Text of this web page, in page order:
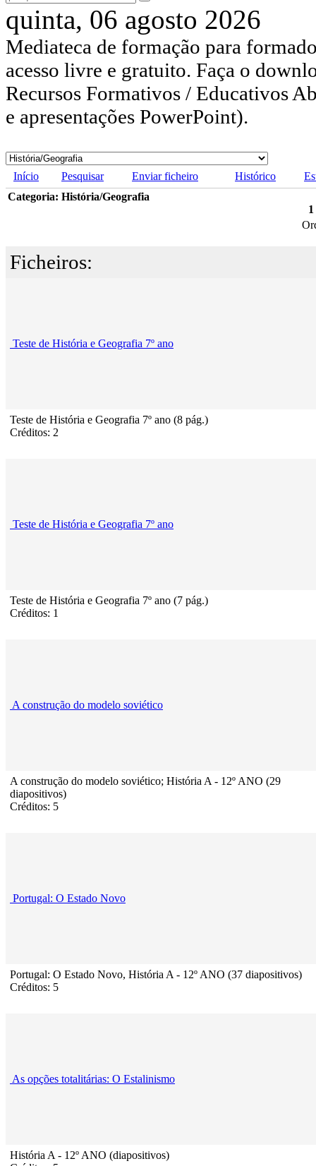
quinta, 06 agosto 2026
Mediateca de formação para
acesso livre e gratuito. Faça o
Recursos Formativos / Educativos
e apresentações PowerPoint).
Início Pesquisar Enviar ficheiro Histórico
Categoria: História/Geografia
1
Ficheiros:
Teste de História e Geografia 7º ano
Teste de História e Geografia 7º ano (8 pág.)
Créditos: 2
Teste de História e Geografia 7º ano
Teste de História e Geografia 7º ano (7 pág.)
Créditos: 1
A construção do modelo soviético
A construção do modelo soviético; História A - 12º ANO (29
diapositivos)
Créditos: 5
Portugal: O Estado Novo
Portugal: O Estado Novo, História A - 12º ANO (37 diapositivos)
Créditos: 5
As opções totalitárias: O Estalinismo
História A - 12º ANO (diapositivos)